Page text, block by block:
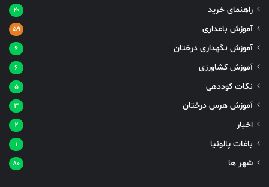
راهنمای خرید ۲۰
آموزش باغداری ۵۹
آموزش نگهداری درختان ۶
آموزش کشاورزی ۶
نکات کوددهی ۵
آموزش هرس درختان ۳
اخبار ۲
باغات پالونیا ۱
شهر ها ۸۰